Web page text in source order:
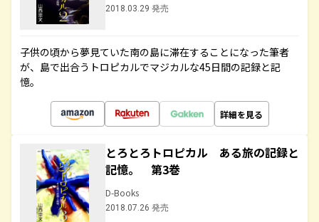
2018.03.29 発売
子供の頃から夢見ていた南の島に滞在することになった筆者
が、島で出合うトロピカルでマジカルな45日間の記録と記
憶。
詳細を見る
とろとろトロピカル ある旅の記録と
記憶。 第3巻
D-Books
2018.07.26 発売